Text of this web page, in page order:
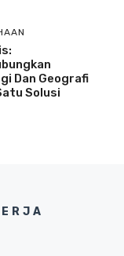
Dan Geografi
Solusi